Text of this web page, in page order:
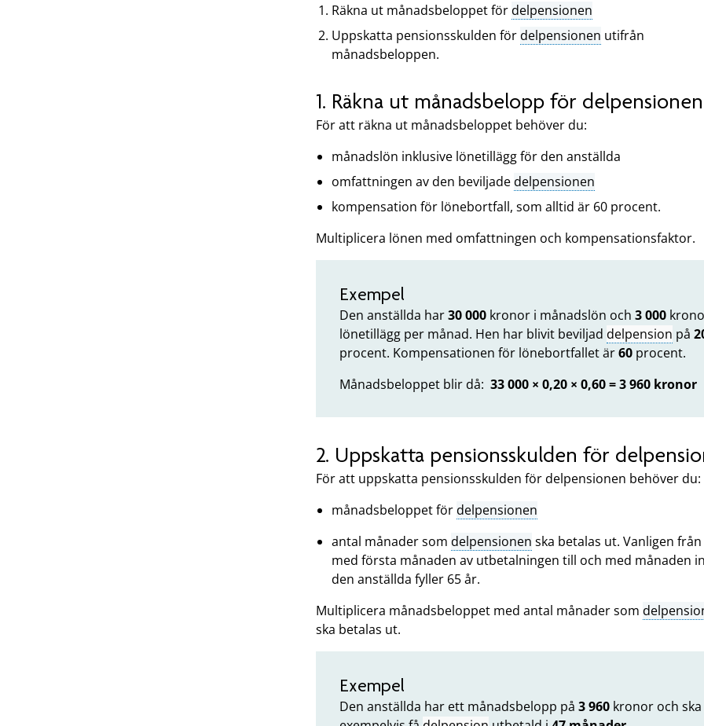
Räkna ut månadsbeloppet fördelpensionen
Uppskatta pensionsskulden fördelpensionen utifrån
månadsbeloppen.
1. Räkna ut månadsbelopp för delpensionen
För att räkna ut månadsbeloppet behöver du:
månadslön inklusive lönetillägg för den anställda
omfattningen av den beviljadedelpensionen
kompensation för lönebortfall, som alltid är 60 procent.
Multiplicera lönen med omfattningen och kompensationsfaktor.
Exempel
Den anställda har30 000 kronor i månadslön och 3 000
lönetillägg per månad. Hen har blivit beviljad delpension på
procent. Kompensationen för lönebortfallet är60 procent.
Månadsbeloppet blir då: 33 000 × 0,20 × 0,60 = 3 960 kronor
2. Uppskatta pensionsskulden för
För att uppskatta pensionsskulden för delpensionen behöver du:
månadsbeloppet fördelpensionen
antal månader som delpensionen ska betalas ut. Vanligen
med första månaden av utbetalningen till och med månaden
den anställda fyller 65 år.
Multiplicera månadsbeloppet med antal månader som
ska betalas ut.
Exempel
Den anställda har ett månadsbelopp på 3 960 kronor och ska